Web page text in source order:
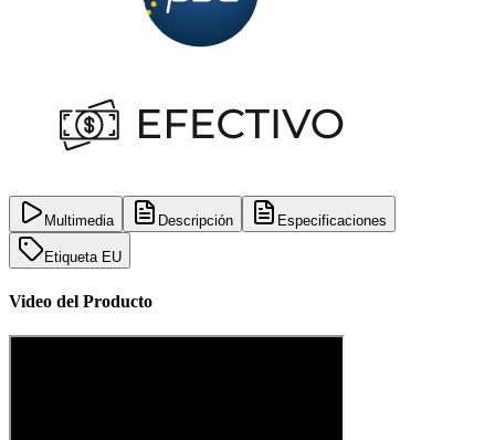
Multimedia Descripción Especificaciones
Etiqueta EU
Video del Producto